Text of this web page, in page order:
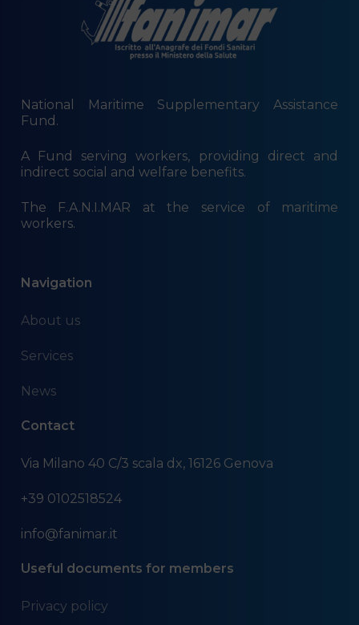
National Maritime Supplementary Assistance
Fund.
A Fund serving workers, providing direct and
indirect social and welfare benefits.
The F.A.N.I.MAR at the service of maritime
workers.
Navigation
About us
Services
News
Contact
Via Milano 40 C/3 scala dx, 16126 Genova
+39 0102518524
info@fanimar.it
Useful documents for members
Privacy policy